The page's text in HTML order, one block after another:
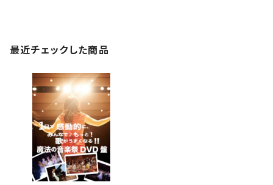
最近チェックした商品